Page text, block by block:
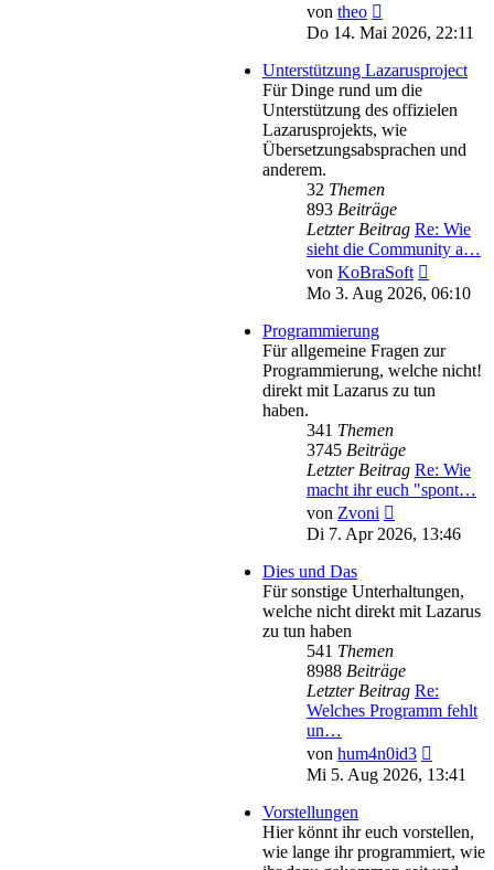
von theo
Beitrag
Do 14. Mai 2026, 22:11
Unterstützung Lazarusproject
Für Dinge rund um die
Unterstützung des offizielen
Lazarusprojekts, wie
Übersetzungsabsprachen und
anderem.
32 Themen
893 Beiträge
Letzter Beitrag Re: Wie
sieht die Community a…
von KoBraSoft
Beitrag
Mo 3. Aug 2026, 06:10
Programmierung
Für allgemeine Fragen zur
Programmierung, welche nicht!
direkt mit Lazarus zu tun
haben.
341 Themen
3745 Beiträge
Letzter Beitrag Re: Wie
macht ihr euch "spont…
von Zvoni
Beitrag
Di 7. Apr 2026, 13:46
Dies und Das
Für sonstige Unterhaltungen,
welche nicht direkt mit Lazarus
zu tun haben
541 Themen
8988 Beiträge
Letzter Beitrag Re:
Welches Programm fehlt
un…
von hum4n0id3
Beitrag
Mi 5. Aug 2026, 13:41
Vorstellungen
Hier könnt ihr euch vorstellen,
wie lange ihr programmiert, wie